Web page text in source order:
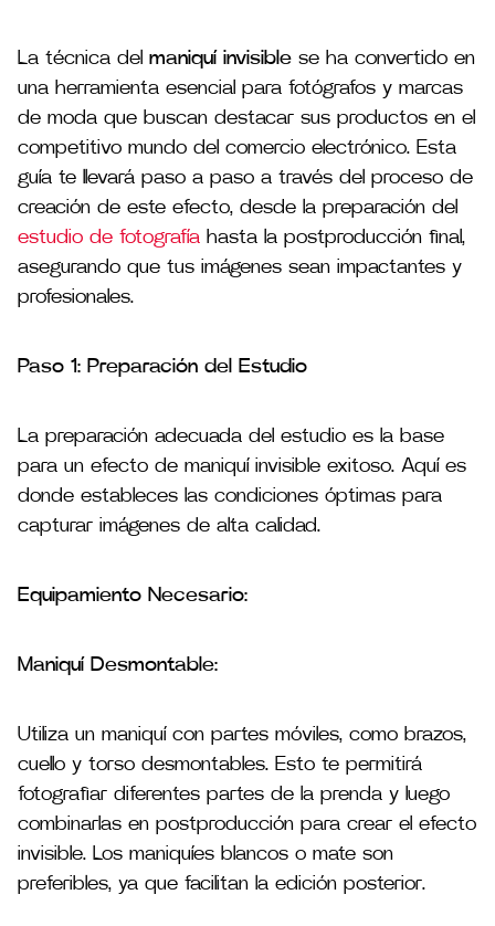
La técnica del maniquí invisible se ha convertido en
una herramienta esencial para fotógrafos y marcas
de moda que buscan destacar sus productos en el
competitivo mundo del comercio electrónico. Esta
guía te llevará paso a paso a través del proceso de
creación de este efecto, desde la preparación del
estudio de fotografía hasta la postproducción final,
asegurando que tus imágenes sean impactantes y
profesionales.
Paso 1: Preparación del Estudio
La preparación adecuada del estudio es la base
para un efecto de maniquí invisible exitoso. Aquí es
donde estableces las condiciones óptimas para
capturar imágenes de alta calidad.
Equipamiento Necesario:
Maniquí Desmontable:
Utiliza un maniquí con partes móviles, como brazos,
cuello y torso desmontables. Esto te permitirá
fotografiar diferentes partes de la prenda y luego
combinarlas en postproducción para crear el efecto
invisible. Los maniquíes blancos o mate son
preferibles, ya que facilitan la edición posterior.